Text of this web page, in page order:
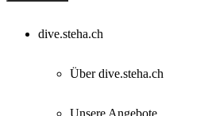
dive.steha.ch
Über dive.steha.ch
Unsere Angebote